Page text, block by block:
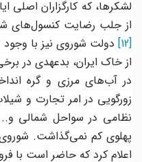
لشکرها، که کارگزاران اصلی
از جلب رضایت کنسول‌های
دولت شوروی نیز با وجود
از خاک ایران، بدعهدی در
در آب‌های مرزی و گره
زورگویی در امر تجارت و
نظامی در سواحل شمالی و...
پهلوی کم نمی‌گذاشت. شوروی
اعلام کرد که حاضر است با فروش